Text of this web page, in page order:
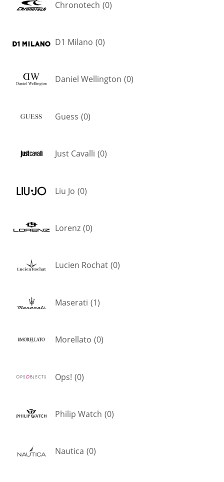
Chronotech (0)
D1 Milano (0)
Daniel Wellington (0)
Guess (0)
Just Cavalli (0)
Liu Jo (0)
Lorenz (0)
Lucien Rochat (0)
Maserati (1)
Morellato (0)
Ops! (0)
Philip Watch (0)
Nautica (0)